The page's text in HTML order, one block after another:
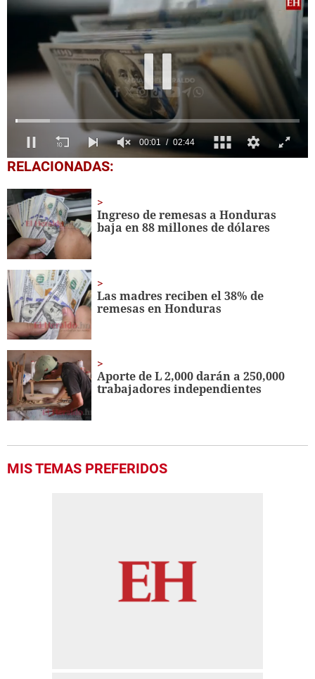
0
seconds
minutes,
44
seconds
00:02 02:44
RELACIONADAS:
Ingreso de remesas a Honduras
baja en 88 millones de dólares
Las madres reciben el 38% de
remesas en Honduras
Aporte de L 2,000 darán a 250,000
trabajadores independientes
MIS TEMAS PREFERIDOS